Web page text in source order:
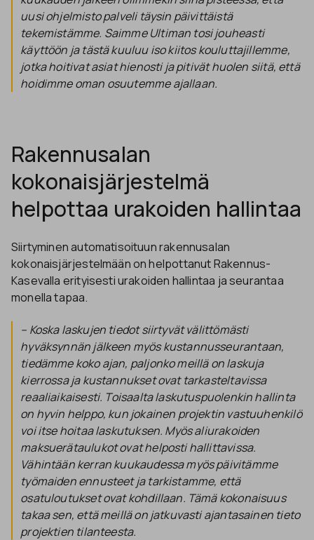
uusi ohjelmisto palveli täysin päivittäistä
tekemistämme. Saimme Ultiman tosi jouheasti
käyttöön ja tästä kuuluu iso kiitos kouluttajillemme,
jotka hoitivat asiat hienosti ja pitivät huolen siitä, että
hoidimme oman osuutemme ajallaan.
Rakennusalan
kokonaisjärjestelmä
helpottaa urakoiden hallintaa
Siirtyminen automatisoituun rakennusalan
kokonaisjärjestelmään on helpottanut Rakennus-
Kasevalla erityisesti urakoiden hallintaa ja seurantaa
monella tapaa.
– Koska laskujen tiedot siirtyvät välittömästi
hyväksynnän jälkeen myös kustannusseurantaan,
tiedämme koko ajan, paljonko meillä on laskuja
kierrossa ja kustannukset ovat tarkasteltavissa
reaaliaikaisesti. Toisaalta laskutuspuolenkin hallinta
on hyvin helppo, kun jokainen projektin vastuuhenkilö
voi itse hoitaa laskutuksen. Myös aliurakoiden
maksuerätaulukot ovat helposti hallittavissa.
Vähintään kerran kuukaudessa myös päivitämme
työmaiden ennusteet ja tarkistamme, että
osatuloutukset ovat kohdillaan. Tämä kokonaisuus
takaa sen, että meillä on jatkuvasti ajantasainen tieto
projektien tilanteesta.